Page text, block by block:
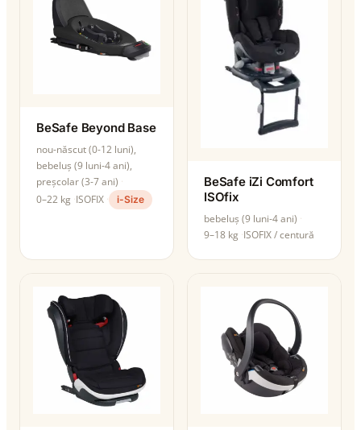
BeSafe Beyond Base
nou-născut (0-12 luni),
bebeluș (9 luni-4 ani),
preșcolar (3-7 ani)
0–22 kg ISOFIX i-Size
BeSafe iZi Comfort
ISOfix
bebeluș (9 luni-4 ani)
9–18 kg ISOFIX / centură